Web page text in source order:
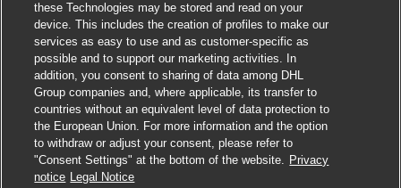
Apply for this job
these Technologies may be stored and read on your
device. This includes the creation of profiles to make our
services as easy to use and as customer-specific as
possible and to support our marketing activities. In
addition, you consent to sharing of data among DHL
Group companies and, where applicable, its transfer to
countries without an equivalent level of data protection to
the European Union. For more information and the option
to withdraw or adjust your consent, please refer to
"Consent Settings" at the bottom of the website. Privacy
notice Legal Notice